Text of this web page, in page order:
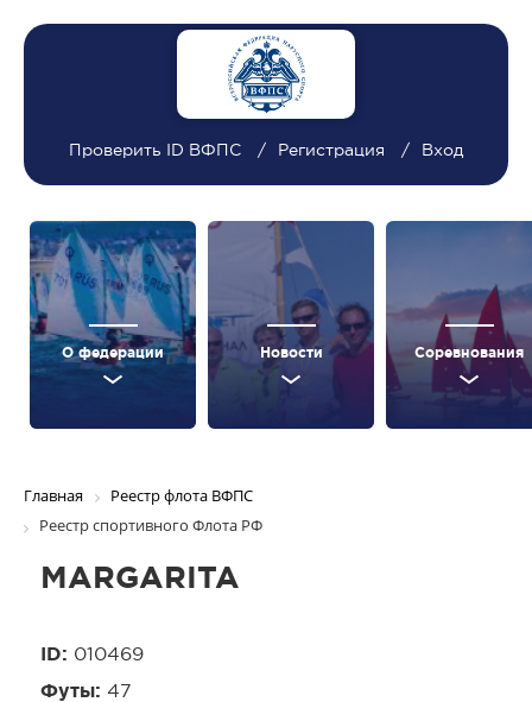
Проверить ID ВФПС Регистрация Вход
О федерации Новости Соревнования
Главная
Реестр флота ВФПС
Реестр спортивного Флота РФ
MARGARITA
ID: 010469
Футы: 47